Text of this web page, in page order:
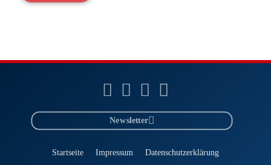
Startseite Impressum Datenschutzerklärung
Newsletter